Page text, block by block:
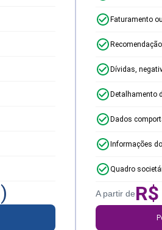
)
Faturamento
Dívidas,
Detalhamento
Dados
Informações
Quadro
A partir deR$